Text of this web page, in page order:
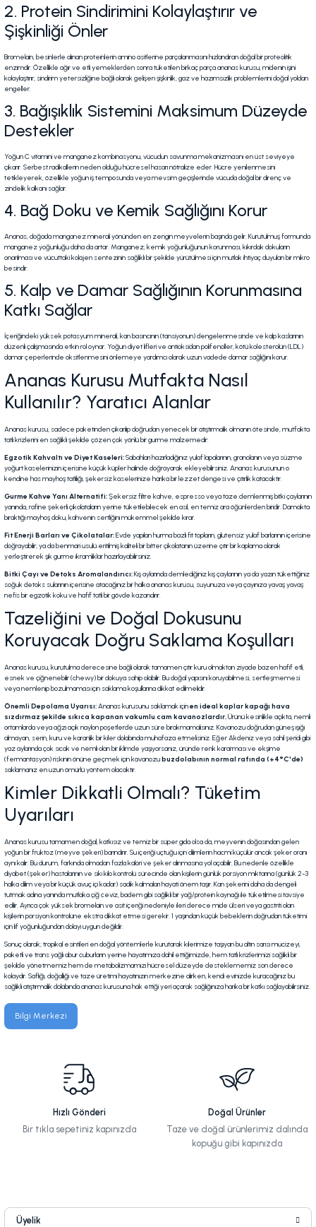
2. Protein Sindirimini Kolaylaştırır ve
Şişkinliği Önler
Bromelain, besinlerle alınan proteinlerin amino asitlerine parçalanmasını hızlandıran doğal bir proteolitik
enzimdir. Özellikle ağır ve etli yemeklerden sonra tüketilen birkaç parça ananas kurusu, midenin işini
kolaylaştırır; sindirim yetersizliğine bağlı olarak gelişen şişkinlik, gaz ve hazımsızlık problemlerini doğal yoldan
engeller.
3. Bağışıklık Sistemini Maksimum Düzeyde
Destekler
Yoğun C vitamini ve manganez kombinasyonu, vücudun savunma mekanizmasını en üst seviyeye
çıkarır. Serbest radikallerin neden olduğu hücresel hasarı nötralize eder. Hücre yenilenmesini
tetikleyerek, özellikle yoğun iş temposunda veya mevsim geçişlerinde vücuda doğal bir direnç ve
zindelik kalkanı sağlar.
4. Bağ Doku ve Kemik Sağlığını Korur
Ananas, doğada manganez minerali yönünden en zengin meyvelerin başında gelir. Kurutulmuş formunda
manganez yoğunluğu daha da artar. Manganez; kemik yoğunluğunun korunması, kıkırdak dokuların
onarılması ve vücuttaki kolajen sentezinin sağlıklı bir şekilde yürütülmesi için mutlak ihtiyaç duyulan bir mikro
besindir.
5. Kalp ve Damar Sağlığının Korunmasına
Katkı Sağlar
İçeriğindeki yüksek potasyum minerali, kan basıncının (tansiyonun) dengelenmesinde ve kalp kaslarının
düzenli çalışmasında etkin rol oynar. Yoğun diyet lifleri ve antioksidan polifenoller, kötü kolesterolün (LDL)
damar çeperlerinde oksitlenmesini önlemeye yardımcı olarak uzun vadede damar sağlığını korur.
Ananas Kurusu Mutfakta Nasıl
Kullanılır? Yaratıcı Alanlar
Ananas kurusu, sadece paketinden çıkarılıp doğrudan yenecek bir atıştırmalık olmanın ötesinde, mutfakta
tatlı krizlerini en sağlıklı şekilde çözen çok yönlü bir gurme malzemedir:
Egzotik Kahvaltı ve Diyet Kaseleri:Sabahları hazırladığınız yulaf lapalarının, granolanın veya süzme
yoğurt kaselerinizin içerisine küçük küpler halinde doğrayarak ekleyebilirsiniz. Ananas kurusunun o
kendine has mayhoş tatlılığı, şekersiz kaselerinize harika bir lezzet dengesi ve çıtırlık katacaktır.
Gurme Kahve Yanı Alternatifi:Şekersiz filtre kahve, espresso veya taze demlenmiş bitki çaylarının
yanında, rafine şekerli çikolataların yerine tüketilebilecek en asil, en temiz ara öğünlerden biridir. Damakta
bıraktığı mayhoş doku, kahvenin sertliğini mükemmel şekilde kırar.
Fit Enerji Barları ve Çikolatalar:Evde yapılan hurma bazlı fit topların, glutensiz yulaf barlarının içerisine
doğrayabilir; ya da benmari usulü eritilmiş kaliteli bir bitter çikolatanın üzerine çıtır bir kaplama olarak
yerleştirerek şık gurme ikramlıklar hazırlayabilirsiniz.
Bitki Çayı ve Detoks Aromalandırıcı:Kış aylarında demlediğiniz kış çaylarının ya da yazın tükettiğiniz
soğuk detoks sularının içerisine atacağınız bir halka ananas kurusu, suyunuza veya çayınıza yavaş yavaş
nefis bir egzotik koku ve hafif tatlı bir gövde kazandırır.
Tazeliğini ve Doğal Dokusunu
Koruyacak Doğru Saklama Koşulları
Ananas kurusu, kurutulma derecesine bağlı olarak tamamen çıtır kuru olmaktan ziyade bazen hafif etli,
esnek ve çiğnenebilir (chewy) bir dokuya sahip olabilir. Bu doğal yapısını koruyabilmesi, sertleşmemesi
veya nemlenip bozulmaması için saklama koşullarına dikkat edilmelidir.
Önemli Depolama Uyarısı:Ananas kurusunu saklamak içinen ideal kaplar kapağı hava
sızdırmaz şekilde sıkıca kapanan vakumlu cam kavanozlardır.Ürünü kesinlikle açıkta, nemli
ortamlarda veya ağzı açık naylon poşetlerde uzun süre bırakmamalısınız. Kavanozu doğrudan güneş ışığı
almayan, serin, kuru ve karanlık bir kiler dolabında muhafaza etmelisiniz. Eğer Akdeniz veya sahil şeridi gibi
yaz aylarında çok sıcak ve nemli olan bir iklimde yaşıyorsanız, üründe renk kararması ve ekşime
(fermantasyon) riskinin önüne geçmek için kavanozubuzdolabının normal rafında (+4°C'de)
saklamanız en uzun ömürlü yöntem olacaktır.
Kimler Dikkatli Olmalı? Tüketim
Uyarıları
Ananas kurusu tamamen doğal, katkısız ve temiz bir süper gıda olsa da, meyvenin doğasından gelen
yoğun bir fruktoz (meyve şekeri) barındırır. Su içeriği uçtuğu için dilimlerin hacmi küçülür ancak şeker oranı
aynı kalır. Bu durum, farkında olmadan fazla kalori ve şeker alınmasına yol açabilir. Bu nedenle özellikle
diyabet (şeker) hastalarının ve sıkı kilo kontrolü sürecinde olan kişilerin günlük porsiyon miktarına (günlük 2-3
halka dilim veya bir küçük avuç içi kadar) sadık kalmaları hayati önem taşır. Kan şekerini daha da dengeli
tutmak adına yanında mutlaka çiğ ceviz, badem gibi sağlıklı bir yağ/protein kaynağı ile tüketilmesi tavsiye
edilir. Ayrıca çok yüksek bromelain ve asit içeriği nedeniyle ileri derece mide ülseri veya gastriti olan
kişilerin porsiyon kontrolüne ekstra dikkat etmesi gerekir. 1 yaşından küçük bebeklerin doğrudan tüketimi
için lif yoğunluğundan dolayı uygun değildir.
Sonuç olarak; tropikal esintileri en doğal yöntemlerle kurutarak kilerimize taşıyan bu altın sarısı mucizeyi,
paketli ve trans yağlı abur cuburların yerine hayatımıza dahil ettiğimizde, hem tatlı krizlerimizi sağlıklı bir
şekilde yönetmemiz hem de metabolizmamızı hücresel düzeyde desteklememiz son derece
kolaydır. Saflığı, doğallığı ve taze üretimi hayatınızın merkezine alırken, kendi evinizde kuracağınız bu
sağlıklı atıştırmalık dolabında ananas kurusuna hak ettiği yeri açarak sağlığınıza harika bir katkı sağlayabilirsiniz.
Bilgi Merkezi
Hızlı Gönderi
Bir tıkla sepetiniz kapınızda
Doğal Ürünler
Taze ve doğal ürünlerimiz dalında
kopuğu gibi kapınızda
Üyelik